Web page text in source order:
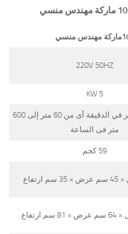
ماركة مهندس منسي
220V 50HZ
5 KW
من 1 إلى 10 متر في الدقيقة أى من 60 متر إلى 600
متر فى الساعة
59 كجم